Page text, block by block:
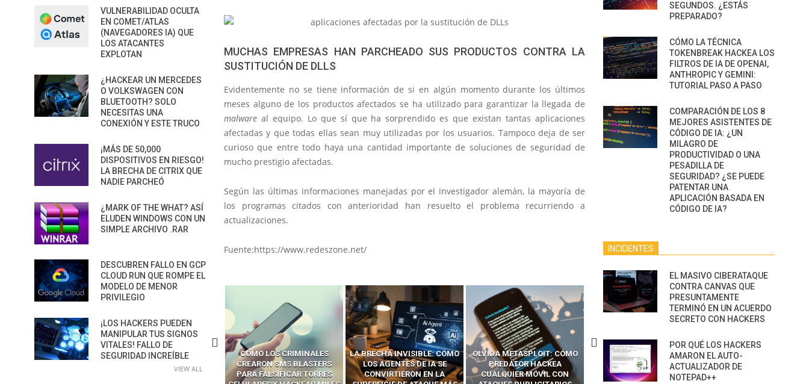
MUCHAS EMPRESAS HAN PARCHEADO SUS PRODUCTOS CONTRA LA
SUSTITUCIÓN DE DLLS
Evidentemente no se tiene información de si en algún momento durante los últimos
meses alguno de los productos afectados se ha utilizado para garantizar la llegada de
malware al equipo. Lo que sí que ha sorprendido es que existan tantas aplicaciones
afectadas y que todas ellas sean muy utilizadas por los usuarios. Tampoco deja de ser
curioso que entre todo haya una cantidad importante de soluciones de seguridad de
mucho prestigio afectadas.
Según las últimas informaciones manejadas por el investigador alemán, la mayoría de
los programas citados con anterioridad han resuelto el problema recurriendo a
actualizaciones.
Fuente:https://www.redeszone.net/
CÓMO LOS HACKERS
CÓMO LAVAR EL CEREBRO A
PARA ROBAR SECRETOS
CÓMO LOS CRIMINALES
CREARON SMS BLASTERS
PARA FALSIFICAR TORRES
LA BRECHA INVISIBLE: CÓMO
LOS AGENTES DE IA SE
CONVIRTIERON EN LA
OLVIDA METASPLOIT: CÓMO
PREDATOR HACKEA
CUALQUIER MÓVIL CON
CÓMO LOS HACKERS
INTERCEPTAN OTPS Y
LLAMADAS MÓVILES SIN
13 TÉCNICAS
RIDÍCULAMENTE
PARA HACKEAR Y
VULNERABILIDAD OCULTA
EN COMET/ATLAS
(NAVEGADORES IA) QUE
LOS ATACANTES
EXPLOTAN
¿HACKEAR UN MERCEDES
O VOLKSWAGEN CON
BLUETOOTH? SOLO
NECESITAS UNA
CONEXIÓN Y ESTE TRUCO
¡MÁS DE 50,000
DISPOSITIVOS EN RIESGO!
LA BRECHA DE CITRIX QUE
NADIE PARCHEÓ
¿MARK OF THE WHAT? ASÍ
ELUDEN WINDOWS CON UN
SIMPLE ARCHIVO .RAR
DESCUBREN FALLO EN GCP
CLOUD RUN QUE ROMPE EL
MODELO DE MENOR
PRIVILEGIO
¡LOS HACKERS PUEDEN
MANIPULAR TUS SIGNOS
VITALES! FALLO DE
SEGURIDAD INCREÍBLE
VIEW ALL
SEGUNDOS. ¿ESTÁS
PREPARADO?
CÓMO LA TÉCNICA
TOKENBREAK HACKEA LOS
FILTROS DE IA DE OPENAI,
ANTHROPIC Y GEMINI:
TUTORIAL PASO A PASO
COMPARACIÓN DE LOS 8
MEJORES ASISTENTES DE
CÓDIGO DE IA: ¿UN
MILAGRO DE
PRODUCTIVIDAD O UNA
PESADILLA DE
SEGURIDAD? ¿SE PUEDE
PATENTAR UNA
APLICACIÓN BASADA EN
CÓDIGO DE IA?
INCIDENTES
EL MASIVO CIBERATAQUE
CONTRA CANVAS QUE
PRESUNTAMENTE
TERMINÓ EN UN ACUERDO
SECRETO CON HACKERS
POR QUÉ LOS HACKERS
AMARON EL AUTO-
ACTUALIZADOR DE
NOTEPAD++